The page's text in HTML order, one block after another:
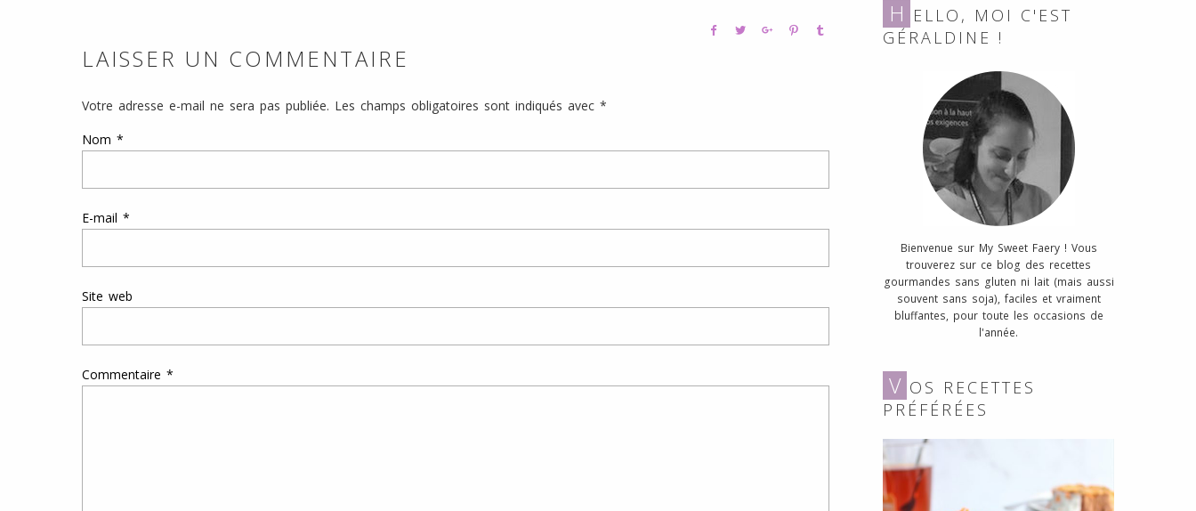
LAISSER UN COMMENTAIRE
Votre adresse e-mail ne sera pas publiée. Les champs obligatoires sont indiqués avec *
Nom *
E-mail *
Site web
Commentaire *
H ELLO, MOI C'EST
GÉRALDINE !
Bienvenue sur My Sweet Faery ! Vous
trouverez sur ce blog des recettes
gourmandes sans gluten ni lait (mais aussi
souvent sans soja), faciles et vraiment
bluffantes, pour toute les occasions de
l'année.
V OS RECETTES
PRÉFÉRÉES